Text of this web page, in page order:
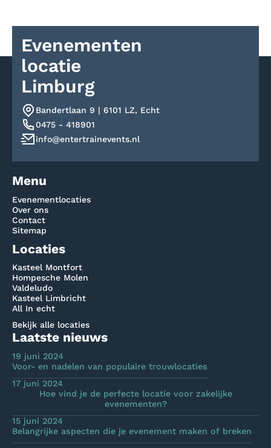
Menu
Evenementlocaties
Over ons
Contact
Sitemap
Locaties
Kasteel Montfort
Hompesche Molen
Valdeludo
Kasteel Limbricht
All In echt
Bekijk alle locaties
Laatste nieuws
19 juni 2024
Voor- en nadelen van populaire trouwlocaties
17 juni 2024
Hoe vind je de perfecte locatie voor zakelijke
evenementen?
15 juni 2024
Belangrijke aspecten die je evenement maken of breken
Evenementen
locatie
Limburg
Bandertlaan 9 | 6101 LZ, Echt
0475 - 418901
info@entertrainevents.nl